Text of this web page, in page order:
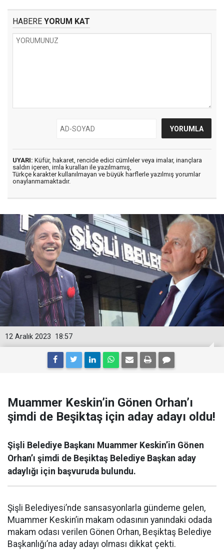
HABERE YORUM KAT
UYARI: Küfür, hakaret, rencide edici cümleler veya imalar, inançlara
saldırı içeren, imla kuralları ile yazılmamış,
Türkçe karakter kullanılmayan ve büyük harflerle yazılmış yorumlar
onaylanmamaktadır.
18:57
12 Aralık 2023
Muammer Keskin’in Gönen Orhan’ı
şimdi de Beşiktaş için aday adayı oldu!
Şişli Belediye Başkanı Muammer Keskin’in Gönen
Orhan’ı şimdi de Beşiktaş Belediye Başkan aday
adaylığı için başvuruda bulundu.
Şişli Belediyesi’nde sansasyonlarla gündeme gelen,
Muammer Keskin’in makam odasının yanındaki odada
makam odası verilen Gönen Orhan, Beşiktaş Belediye
Başkanlığı’na aday adayı olması dikkat çekti.